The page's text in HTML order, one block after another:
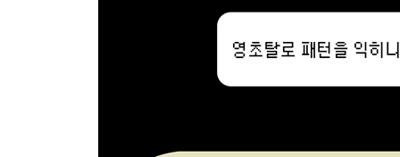
28. Do you feel ~? ~라고 느껴? (상태, 기분을 묻는
30. Do you mean ~? ~하다는 말이야?
31. Can you ~? / Could you ~? ~할 수 있어? / ~해
34. Can I ~? / Could I ~? ~해도 돼? / ~해도 될까요?